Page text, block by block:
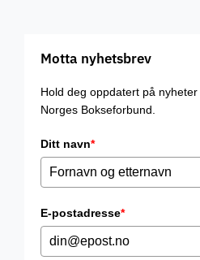
Motta nyhetsbrev
Hold deg oppdatert på
Norges Bokseforbund.
Ditt navn*
E-postadresse*